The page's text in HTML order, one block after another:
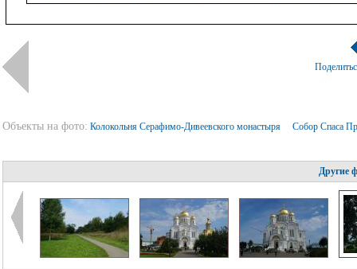
Объекты на фото: Колокольня Серафимо-Дивеевского монастыря Собор Спаса
Другие